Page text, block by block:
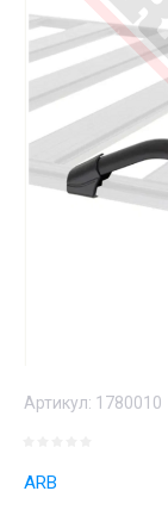
Артикул: 1780010
ARB